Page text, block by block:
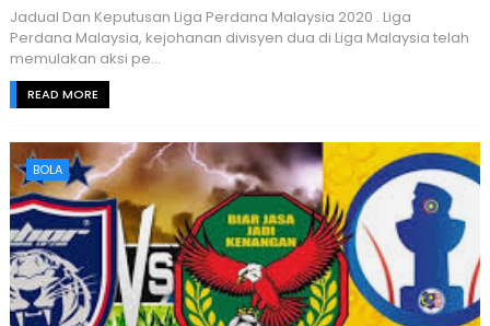
Jadual Dan Keputusan Liga Perdana Malaysia 2020 . Liga
Perdana Malaysia, kejohanan divisyen dua di Liga Malaysia telah
memulakan aksi pe...
READ MORE
BOLA